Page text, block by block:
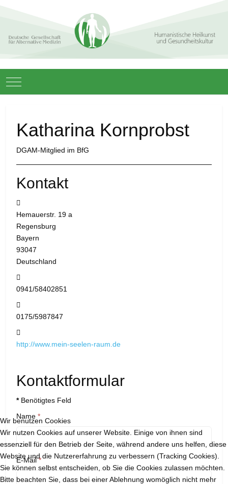
Mobile Menu Toggle
Katharina Kornprobst
DGAM-Mitglied im BfG
Kontakt
Hemauerstr. 19 a
Regensburg
Bayern
93047
Deutschland
0941/58402851
0175/5987847
http://www.mein-seelen-raum.de
Kontaktformular
*Benötigtes Feld
Name *
E-Mail*
Wir benutzen Cookies
Wir nutzen Cookies auf unserer Website. Einige von ihnen sind
essenziell für den Betrieb der Seite, während andere uns helfen, diese
Website und die Nutzererfahrung zu verbessern (Tracking Cookies).
Sie können selbst entscheiden, ob Sie die Cookies zulassen möchten.
Bitte beachten Sie, dass bei einer Ablehnung womöglich nicht mehr